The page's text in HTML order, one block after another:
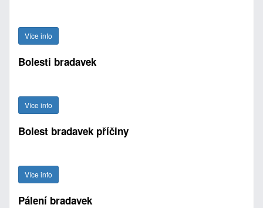
Více info
Bolesti bradavek
Více info
Bolest bradavek příčiny
Více info
Pálení bradavek